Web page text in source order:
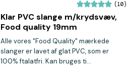
(10)
Klar PVC slange m/krydsvæv,
Food quality 19mm
Alle vores "Food Quality" mærkede
slanger er lavet af glat PVC, som er
100% ftalatfri. Kan bruges ti...